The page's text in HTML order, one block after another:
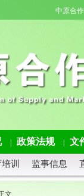
中原合
政策法规 文
训 监事信息
文